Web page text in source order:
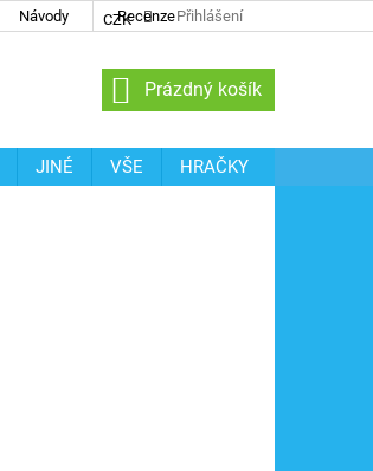
Návody Recenze
CZK Přihlášení
NÁKUPNÍ
KOŠÍK
Prázdný košík
JINÉ VŠE
HRAČKY